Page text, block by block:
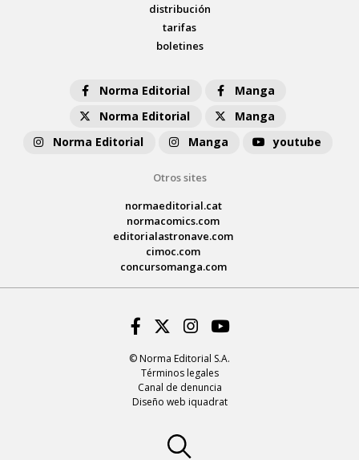
distribución
tarifas
boletines
Norma Editorial
Manga
Norma Editorial
Manga
Norma Editorial
Manga youtube
Otros sites
normaeditorial.cat
normacomics.com
editorialastronave.com
cimoc.com
concursomanga.com
© Norma Editorial S.A.
Términos legales
Canal de denuncia
Diseño web iquadrat
Facebook
Twitter
Instagram
Youtube